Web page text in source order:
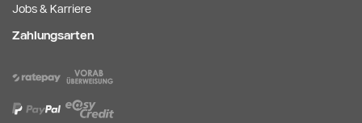
Jobs & Karriere
Zahlungsarten